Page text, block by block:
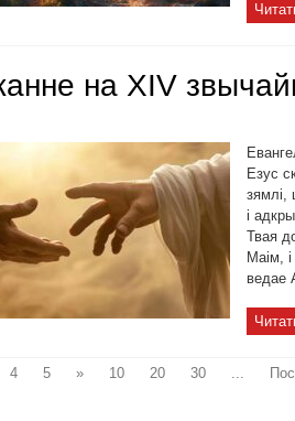
на ХIV
Езус
зямлі,
і
Твая
Маім,
ведае
4 5 » 10 20 30 ...